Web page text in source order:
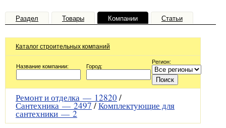
Раздел Товары Компании Статьи
Каталог строительных компаний
Название компании: Город:
Регион:
Ремонт и отделка — 12820 /
Сантехника —2497/Комплектующие для
сантехники —2